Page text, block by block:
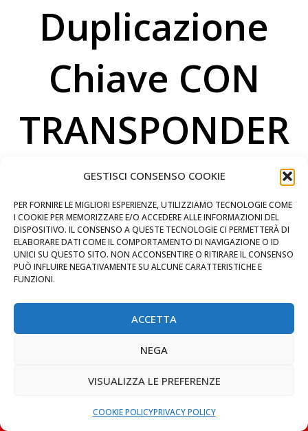
GESTISCI CONSENSO COOKIE
PER FORNIRE LE MIGLIORI ESPERIENZE, UTILIZZIAMO TECNOLOGIE COME
I COOKIE PER MEMORIZZARE E/O ACCEDERE ALLE INFORMAZIONI DEL
DISPOSITIVO. IL CONSENSO A QUESTE TECNOLOGIE CI PERMETTERÀ DI
ELABORARE DATI COME IL COMPORTAMENTO DI NAVIGAZIONE O ID
UNICI SU QUESTO SITO. NON ACCONSENTIRE O RITIRARE IL CONSENSO
PUÒ INFLUIRE NEGATIVAMENTE SU ALCUNE CARATTERISTICHE E
FUNZIONI.
ACCETTA
NEGA
VISUALIZZA LE PREFERENZE
COOKIE POLICYPRIVACY POLICY
Duplicazione
Chiave CON
TRANSPONDER
Per Furgone
Milano
LA CASA DELLA CHIAVE
VIALE ABRUZZI 92, ANGOLO
PIAZZALE LORETO
Duplichiamo il 99% delle chiavi
MAPS
CHIAMA ORA
PREVENTIVO IMMEDIATO